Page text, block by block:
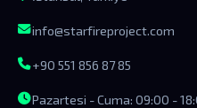
info@starfireproject.com
+90 551 856 87 85
Pazartesi - Cuma: 09:00 -